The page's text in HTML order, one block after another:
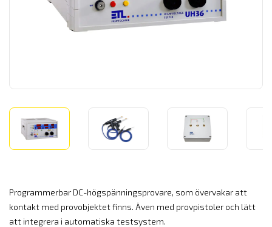
Programmerbar DC-högspänningsprovare, som övervakar att
kontakt med provobjektet finns. Även med provpistoler och lätt
att integrera i automatiska testsystem.